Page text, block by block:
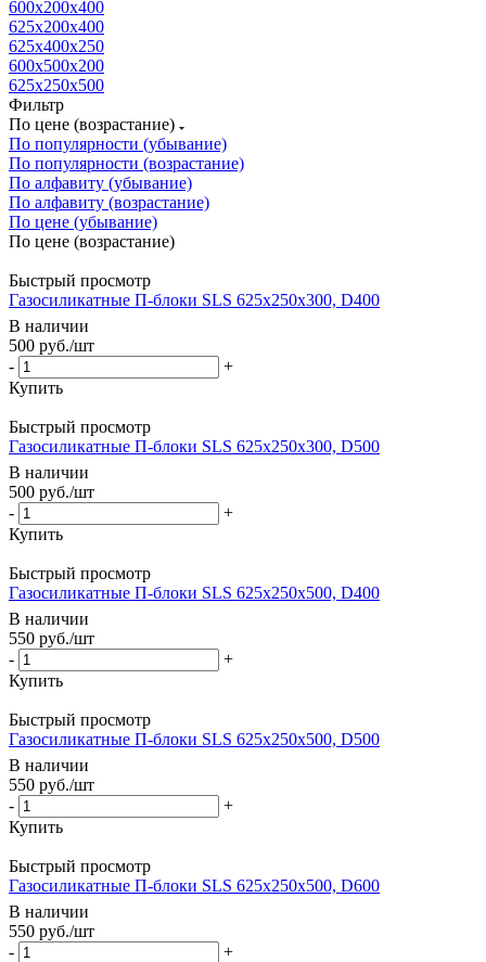
600х200х400
625х200х400
625x400x250
600x500x200
625х250х500
Фильтр
По цене (возрастание)
По популярности (убывание)
По популярности (возрастание)
По алфавиту (убывание)
По алфавиту (возрастание)
По цене (убывание)
По цене (возрастание)
Быстрый просмотр
Газосиликатные П-блоки SLS 625х250х300, D400
В наличии
500 руб./шт
-
+
Купить
Быстрый просмотр
Газосиликатные П-блоки SLS 625х250х300, D500
В наличии
500 руб./шт
-
+
Купить
Быстрый просмотр
Газосиликатные П-блоки SLS 625х250х500, D400
В наличии
550 руб./шт
-
+
Купить
Быстрый просмотр
Газосиликатные П-блоки SLS 625х250х500, D500
В наличии
550 руб./шт
-
+
Купить
Быстрый просмотр
Газосиликатные П-блоки SLS 625х250х500, D600
В наличии
550 руб./шт
-
+